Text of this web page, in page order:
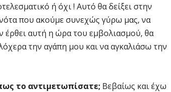
ή όχι ! Αυτό θα δείξει στην
που ακούμε συνεχώς γύρω μας, να
έρθει αυτή η ώρα του εμβολιασμού, θα
την αγάπη μου και να αγκαλιάσω την
το αντιμετωπίσατε; Βεβαίως και έχω